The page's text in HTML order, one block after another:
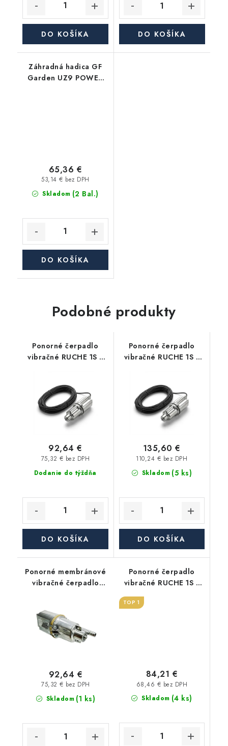
DO KOŠÍKA DO KOŠÍKA
Záhradná hadica GF
Garden UZ9 POWER
Skladom (2 Bal.)
53,14 € bez DPH
65,36 €
DO KOŠÍKA
Podobné produkty
Ponorné čerpadlo
vibračné RUCHE 1S s
Dodanie do týždňa
75,32 € bez DPH
92,64 €
DO KOŠÍKA
Ponorné čerpadlo
vibračné RUCHE 1S s
Skladom (5 ks)
110,24 € bez DPH
135,60 €
DO KOŠÍKA
Ponorné membránové
vibračné čerpadlo
Skladom (1 ks)
75,32 € bez DPH
92,64 €
Ponorné čerpadlo
vibračné RUCHE 1S s
TOP 1
Skladom (4 ks)
68,46 € bez DPH
84,21 €